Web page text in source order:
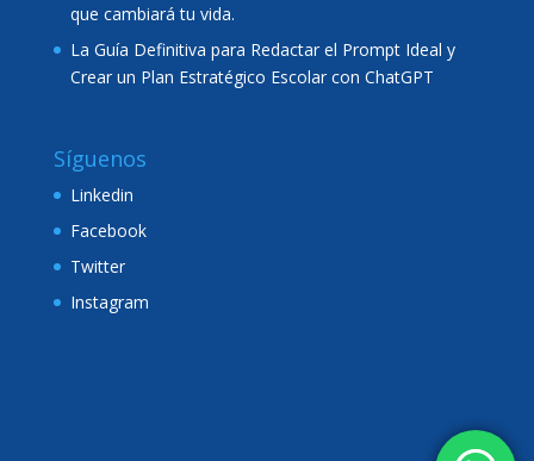
que cambiará tu vida.
La Guía Definitiva para Redactar el Prompt Ideal y
Crear un Plan Estratégico Escolar con ChatGPT
Síguenos
Linkedin
Facebook
Twitter
Instagram